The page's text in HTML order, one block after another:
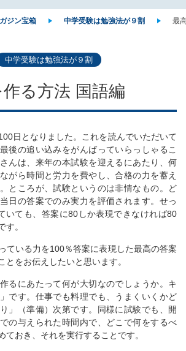
ジン宝箱 中学受験は勉強法が９割 最
中学受験は勉強法が９割
る方法 国語編
日となりました。これを読んでいただいて
後の追い込みをがんばっていらっしゃるこ
んは、来年の本試験を迎えるにあたり、何
がら時間と労力を費やし、合格の力を蓄え
ところが、試験というのは非情なもの。ど
日の答案でのみ実力を評価されます。せっ
いても、答案に80しか表現できなければ80
す。
ている力を100％答案に表現した最高の答案
とをお伝えしたいと思います。
るにあたって何が大切なのでしょうか。キ
です。仕事でも料理でも、うまくいくかど
」（準備）次第です。同様に試験でも、開
の与えられた時間内で、どこで何をするべ
ておき、それを実行することです。